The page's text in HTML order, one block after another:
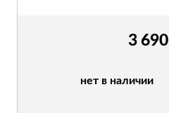
3 690
нет в наличии